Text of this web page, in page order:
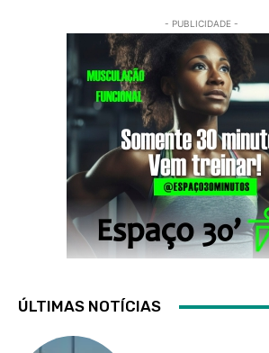
- PUBLICIDADE -
ÚLTIMAS NOTÍCIAS